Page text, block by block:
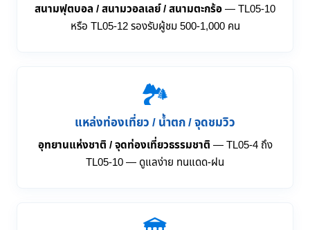
สนามฟุตบอล / สนามวอลเลย์ / สนามตะกร้อ— TL05-10
หรือ TL05-12 รองรับผู้ชม 500-1,000 คน
🏞️
แหล่งท่องเที่ยว / น้ำตก / จุดชมวิว
อุทยานแห่งชาติ / จุดท่องเที่ยวธรรมชาติ — TL05-4 ถึง
TL05-10 — ดูแลง่าย ทนแดด-ฝน